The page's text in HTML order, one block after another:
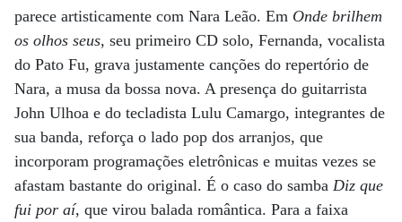
parece artisticamente com Nara Leão. Em Onde brilhem
os olhos seus, seu primeiro CD solo, Fernanda, vocalista
do Pato Fu, grava justamente canções do repertório de
Nara, a musa da bossa nova. A presença do guitarrista
John Ulhoa e do tecladista Lulu Camargo, integrantes de
sua banda, reforça o lado pop dos arranjos, que
incorporam programações eletrônicas e muitas vezes se
afastam bastante do original. É o caso do samba Diz que
fui por aí, que virou balada romântica. Para a faixa